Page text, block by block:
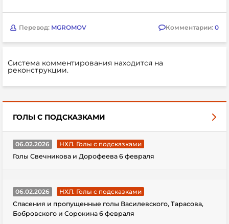
Перевод: MGROMOV Комментарии: 0
Система комментирования находится на
реконструкции.
ГОЛЫ С ПОДСКАЗКАМИ
06.02.2026
НХЛ. Голы с подсказками
Голы Свечникова и Дорофеева 6 февраля
06.02.2026
НХЛ. Голы с подсказками
Спасения и пропущенные голы Василевского, Тарасова,
Бобровского и Сорокина 6 февраля